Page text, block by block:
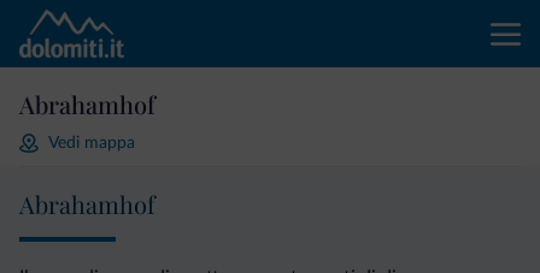
Abrahamhof
Vedi mappa
Abrahamhof